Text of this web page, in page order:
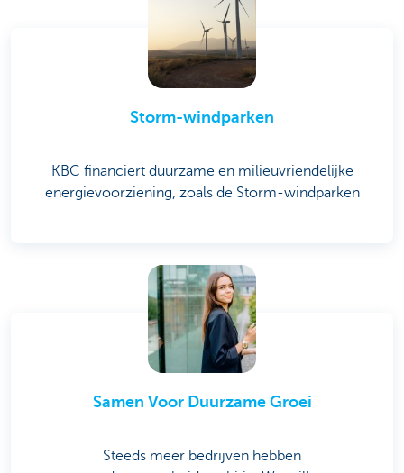
Storm-windparken
KBC financiert duurzame en milieuvriendelijke
energievoorziening, zoals de Storm-windparken
Samen Voor Duurzame Groei
Steeds meer bedrijven hebben